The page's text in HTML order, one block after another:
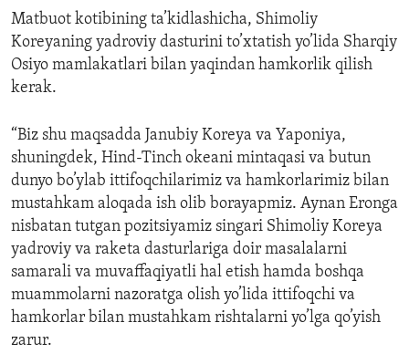
Matbuot kotibining ta’kidlashicha, Shimoliy
Koreyaning yadroviy dasturini to’xtatish yo’lida Sharqiy
Osiyo mamlakatlari bilan yaqindan hamkorlik qilish
kerak.
“Biz shu maqsadda Janubiy Koreya va Yaponiya,
shuningdek, Hind-Tinch okeani mintaqasi va butun
dunyo bo’ylab ittifoqchilarimiz va hamkorlarimiz bilan
mustahkam aloqada ish olib borayapmiz. Aynan Eronga
nisbatan tutgan pozitsiyamiz singari Shimoliy Koreya
yadroviy va raketa dasturlariga doir masalalarni
samarali va muvaffaqiyatli hal etish hamda boshqa
muammolarni nazoratga olish yo’lida ittifoqchi va
hamkorlar bilan mustahkam rishtalarni yo’lga qo’yish
zarur.